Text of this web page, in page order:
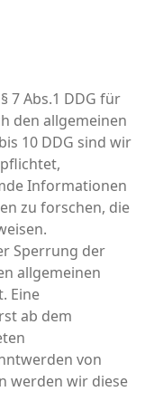
7 Abs.1 DDG für
den allgemeinen
10 DDG sind wir
Informationen
zu forschen, die
Sperrung der
allgemeinen
Eine
ab dem
von
werden wir diese